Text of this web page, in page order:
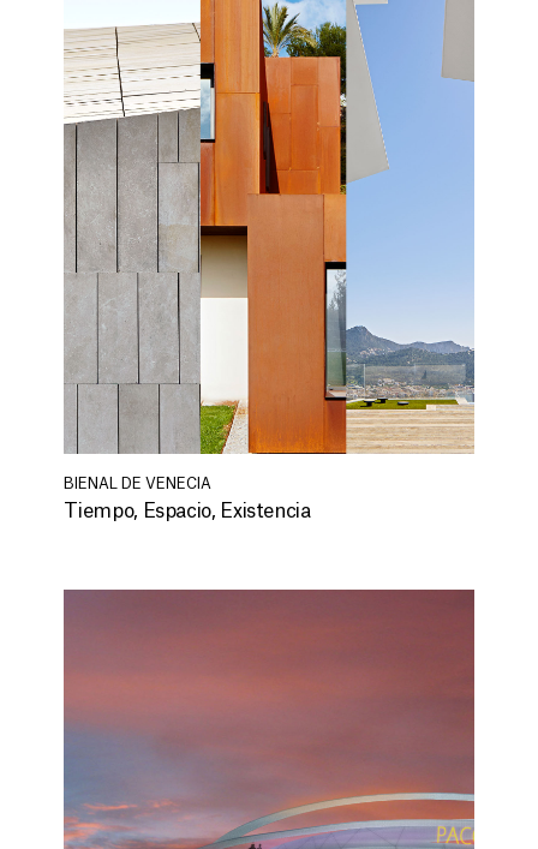
BIENAL DE VENECIA
Tiempo, Espacio, Existencia